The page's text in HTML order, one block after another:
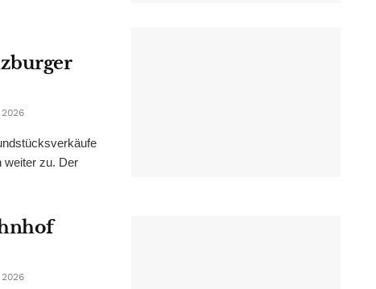
weiter zu. Der